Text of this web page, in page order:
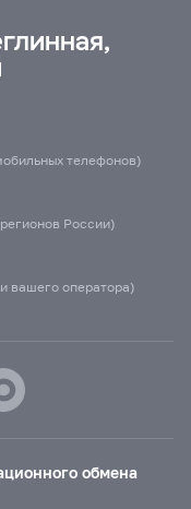
телефонов)
России)
вашего оператора)
обмена